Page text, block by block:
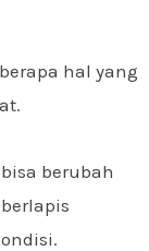
hal yang
berubah